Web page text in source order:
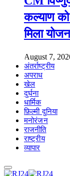
कल्याण
मिला
August 7,
अंतर्राष्ट्रीय
अपराध
खेल
दुर्घना
धार्मिक
फ़िल्मी दुनिया
मनोरंजन
राजनीति
राष्ट्रीय
व्यापार